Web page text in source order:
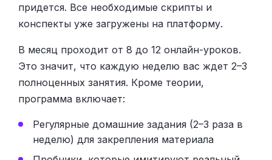
придется. Все необходимые скрипты и
конспекты уже загружены на платформу.
В месяц проходит от 8 до 12 онлайн-уроков.
Это значит, что каждую неделю вас ждет 2–3
полноценных занятия. Кроме теории,
программа включает:
Регулярные домашние задания (2–3 раза в
неделю) для закрепления материала